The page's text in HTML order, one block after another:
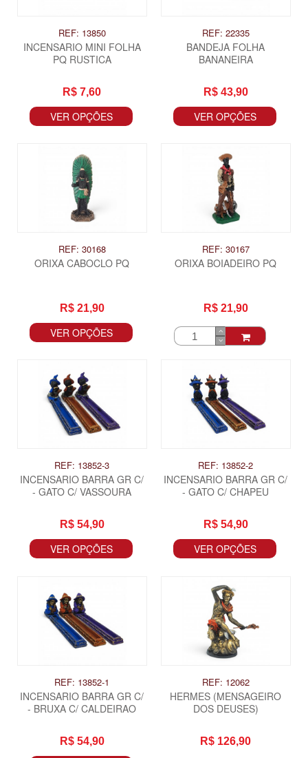
REF: 13850
INCENSARIO MINI FOLHA
PQ RUSTICA
R$ 7,60
VER OPÇÕES
REF: 22335
BANDEJA FOLHA
BANANEIRA
R$ 43,90
VER OPÇÕES
REF: 30168
ORIXA CABOCLO PQ
R$ 21,90
VER OPÇÕES
REF: 30167
ORIXA BOIADEIRO PQ
R$ 21,90
REF: 13852-3
INCENSARIO BARRA GR C/
- GATO C/ VASSOURA
R$ 54,90
VER OPÇÕES
REF: 13852-2
INCENSARIO BARRA GR C/
- GATO C/ CHAPEU
R$ 54,90
VER OPÇÕES
REF: 13852-1
INCENSARIO BARRA GR C/
- BRUXA C/ CALDEIRAO
R$ 54,90
REF: 12062
HERMES (MENSAGEIRO
DOS DEUSES)
R$ 126,90